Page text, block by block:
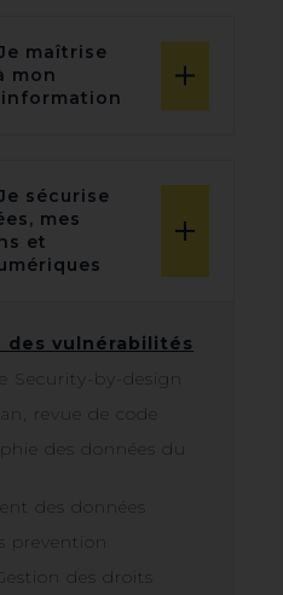
maîtrise
mon
sécurise
mes
et
des vulnérabilités
Security-by-design
revue de code
des données du
des données
prevention
des droits